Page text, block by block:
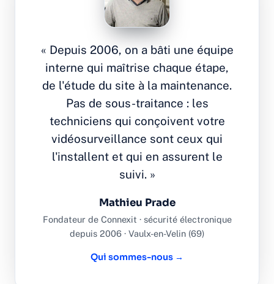
« Depuis 2006, on a bâti une équipe
interne qui maîtrise chaque étape,
de l'étude du site à la maintenance.
Pas de sous-traitance : les
techniciens qui conçoivent votre
vidéosurveillance sont ceux qui
l'installent et qui en assurent le
suivi. »
Mathieu Prade
Fondateur de Connexit · sécurité électronique
depuis 2006 · Vaulx-en-Velin (69)
Qui sommes-nous →